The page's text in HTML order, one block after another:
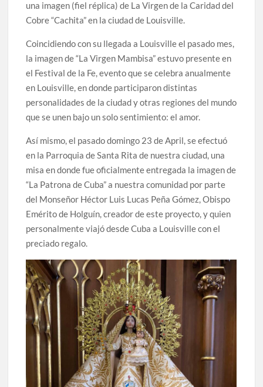
una imagen (fiel réplica) de La Virgen de la Caridad del
Cobre “Cachita” en la ciudad de Louisville.
Coincidiendo con su llegada a Louisville el pasado mes,
la imagen de “La Virgen Mambisa” estuvo presente en
el Festival de la Fe, evento que se celebra anualmente
en Louisville, en donde participaron distintas
personalidades de la ciudad y otras regiones del mundo
que se unen bajo un solo sentimiento: el amor.
Así mismo, el pasado domingo 23 de April, se efectuó
en la Parroquia de Santa Rita de nuestra ciudad, una
misa en donde fue oficialmente entregada la imagen de
“La Patrona de Cuba” a nuestra comunidad por parte
del Monseñor Héctor Luis Lucas Peña Gómez, Obispo
Emérito de Holguín, creador de este proyecto, y quien
personalmente viajó desde Cuba a Louisville con el
preciado regalo.